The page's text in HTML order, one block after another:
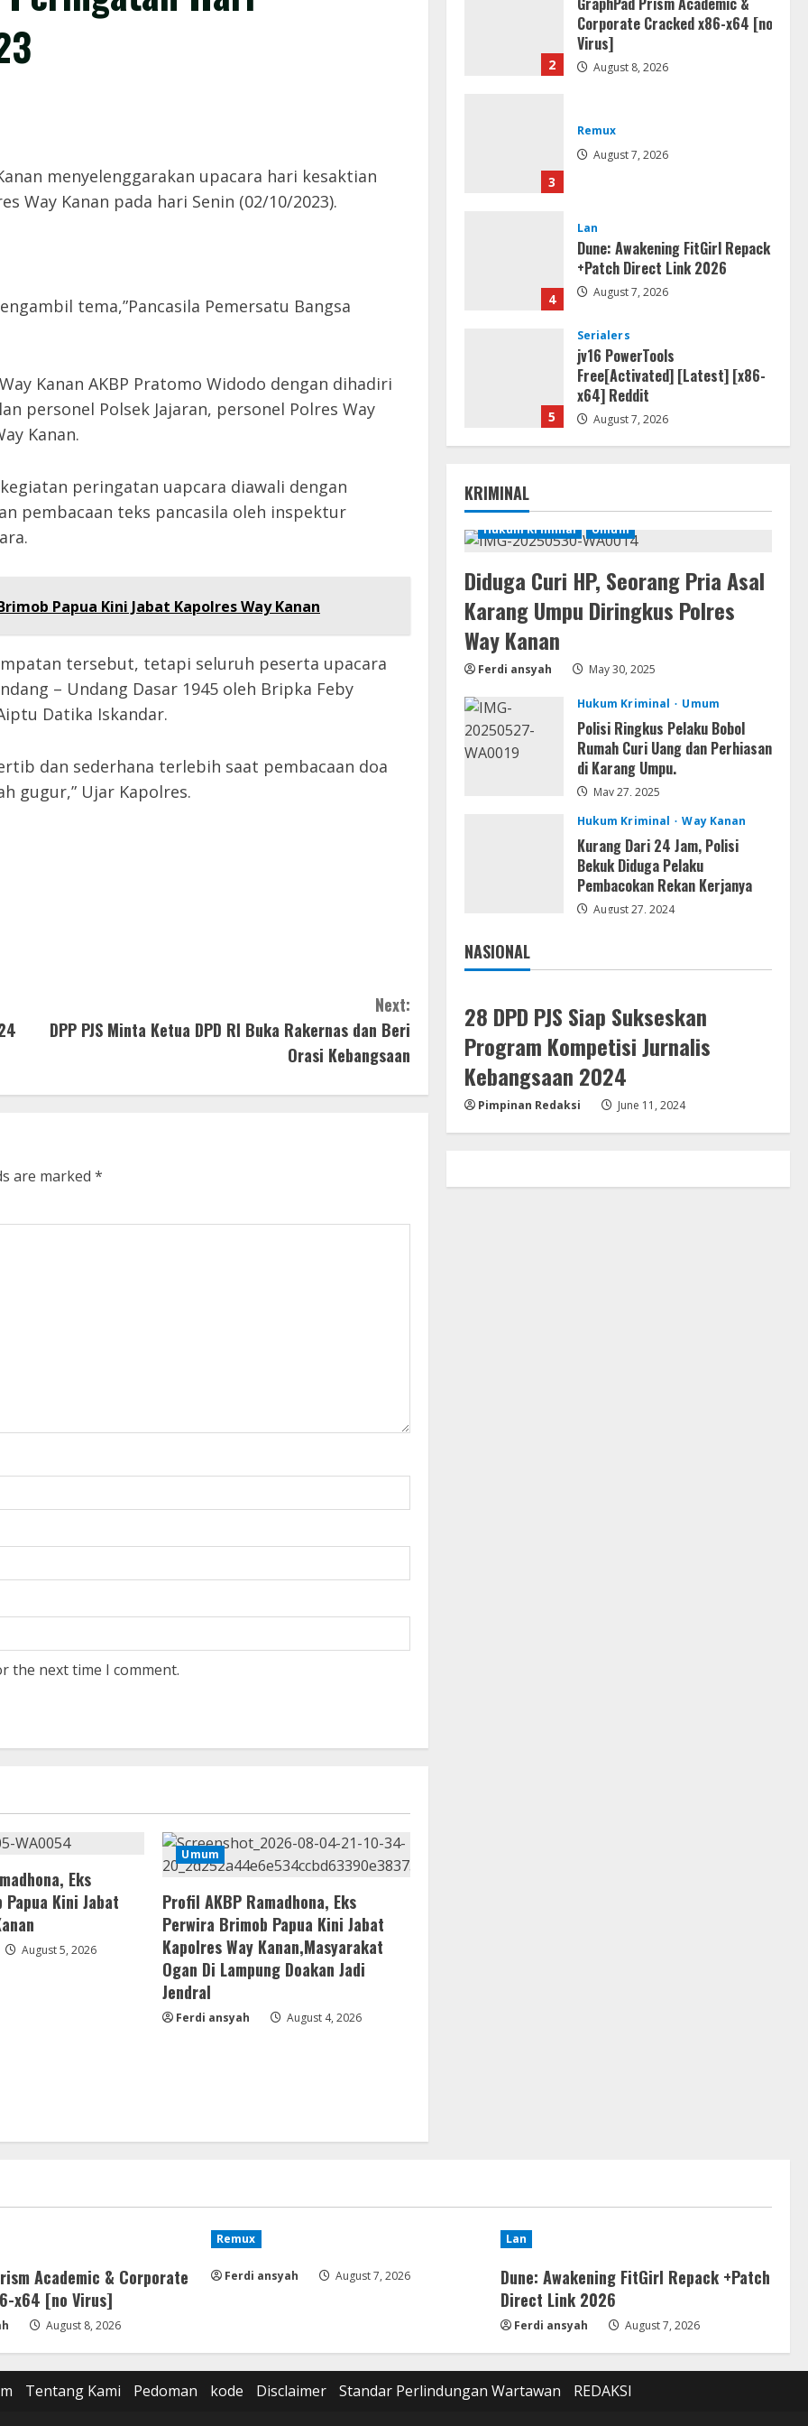
menyelenggarakan upacara hari kesaktian
Way Kanan pada hari Senin (02/10/2023).
tema,”Pancasila Pemersatu Bangsa
Kanan AKBP Pratomo Widodo dengan dihadiri
personel Polsek Jajaran, personel Polres Way
Kanan.
peringatan uapcara diawali dengan
pembacaan teks pancasila oleh inspektur
Papua Kini Jabat Kapolres Way Kanan
tersebut, tetapi seluruh peserta upacara
– Undang Dasar 1945 oleh Bripka Feby
Datika Iskandar.
dan sederhana terlebih saat pembacaan doa
gugur,” Ujar Kapolres.
Next:
DPP PJS Minta Ketua DPD RI Buka Rakernas dan Beri
Orasi Kebangsaan
are marked *
the next time I comment.
Eks
Kini Jabat
August 5, 2026
Umum
Profil AKBP Ramadhona, Eks
Perwira Brimob Papua Kini Jabat
Kapolres Way Kanan,Masyarakat
Ogan Di Lampung Doakan Jadi
Jendral
Ferdi ansyah August 4, 2026
2
Corporate Cracked x86-x64 [no
Virus]
August 8, 2026
3
Remux
August 7, 2026
4
Lan
Dune: Awakening FitGirl Repack
+Patch Direct Link 2026
August 7, 2026
5
Serialers
jv16 PowerTools
Free[Activated] [Latest] [x86-
x64] Reddit
August 7, 2026
1 August 8, 2026
2
Resettools
GraphPad Prism Academic &
Corporate Cracked x86-x64 [no
August 7, 2026
Lan
Dune: Awakening FitGirl Repack
+Patch Direct Link 2026
August 7, 2026
August 7, 2026
KRIMINAL
Hukum Kriminal Umum
Diduga Curi HP, Seorang Pria Asal
Karang Umpu Diringkus Polres
Way Kanan
Ferdi ansyah May 30, 2025
Hukum Kriminal Umum
Polisi Ringkus Pelaku Bobol
Rumah Curi Uang dan Perhiasan
di Karang Umpu.
May 27, 2025
Hukum Kriminal
Way Kanan
Kurang Dari 24 Jam, Polisi
Bekuk Diduga Pelaku
Pembacokan Rekan Kerjanya
August 27, 2024
NASIONAL
Jakarta
28 DPD PJS Siap Sukseskan
Program Kompetisi Jurnalis
Kebangsaan 2024
Pimpinan Redaksi June 11, 2024
Academic & Corporate
x64 [no Virus]
August 8, 2026
Remux
Ferdi ansyah August 7, 2026
Lan
Dune: Awakening FitGirl Repack +Patch
Direct Link 2026
Ferdi ansyah August 7, 2026
Tentang Kami Pedoman kode Disclaimer Standar Perlindungan Wartawan REDAKSI